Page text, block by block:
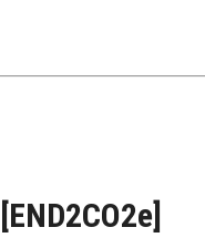
[END2CO2e]